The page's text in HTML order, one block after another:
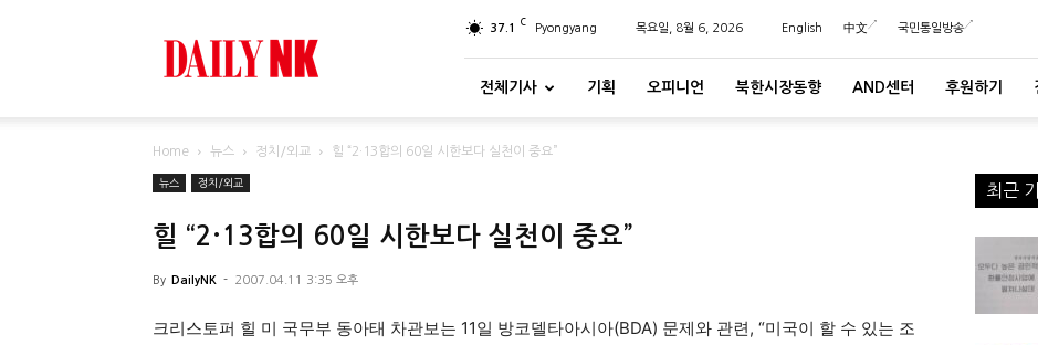
37.1 C Pyongyang 목요일, 8월 6, 2026 English 中文 국민통일방송
전체기사 기획 오피니언 북한시장동향 AND센터 후원하기
Home 뉴스 정치/외교 힐 “2·13합의 60일 시한보다 실천이 중요”
뉴스 정치/외교
힐 “2·13합의 60일 시한보다 실천이 중요”
By DailyNK - 2007.04.11 3:35 오후
크리스토퍼 힐 미 국무부 동아태 차관보는 11일 방코델타아시아(BDA) 문제와 관련, “미국이 할 수 있는 조
최근